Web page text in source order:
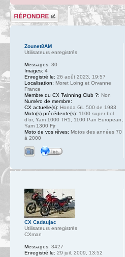
Répondre
Zounet8AM
Utilisateurs enregistrés
Messages: 30
Images: 4
Enregistré le: 26 août 2023, 19:57
Localisation: Moret Loing et Orvanne
France
Membre du CX Twinning Club ?: Non
Numéro de membre:
CX actuelle(s): Honda GL 500 de 1983
Moto(s) précédente(s): 1100 super bol
d’or, Yam 1000 TR1, 1100 Pan European,
Yam 1300 Fjr
Moto de vos rêves: Motos des années 70
à 2000
CX Cadaujac
Utilisateurs enregistrés
CXman
Messages: 3427
Enregistré le: 29 juil. 2009, 13:52